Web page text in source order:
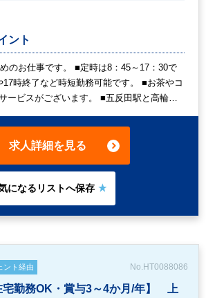
ント
のお仕事です。 ■定時は8：45～17：30で
時終了など時短勤務可能です。 ■お茶やコ
ービスがございます。 ■五反田駅と高輪台
求人詳細を見る
ント経由 No.HT0088086
宅勤務OK・賞与3～4か月/年】 上